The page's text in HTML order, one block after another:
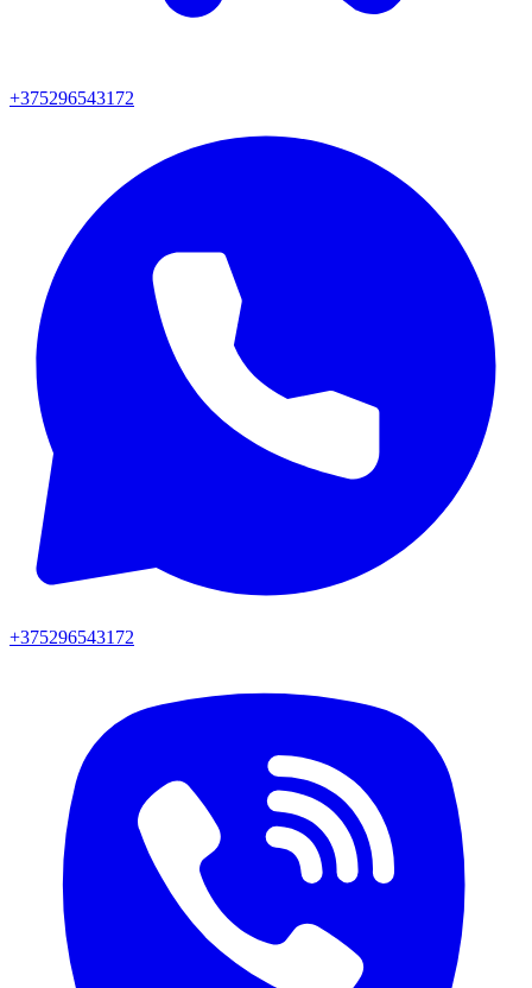
+375296543172
+375296543172